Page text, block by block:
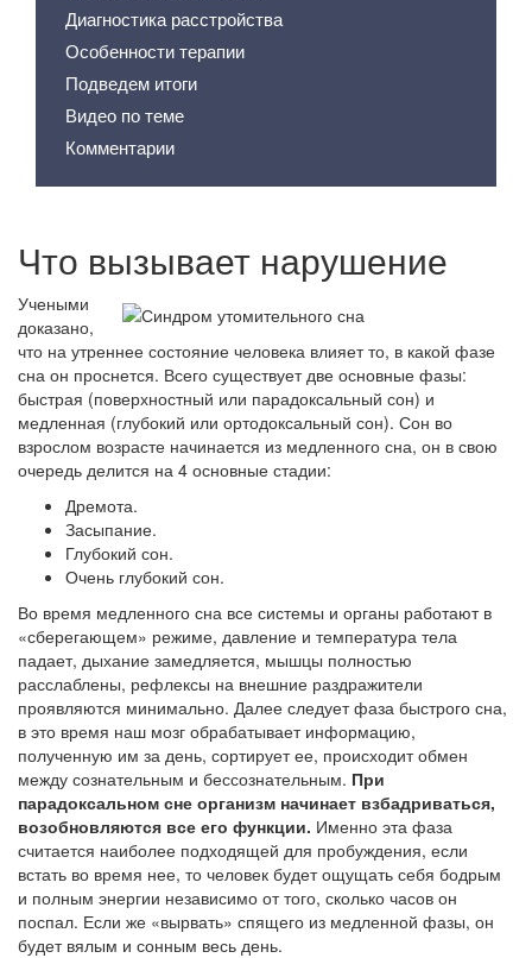
Диагностика расстройства
Особенности терапии
Подведем итоги
Видео по теме
Комментарии
Что вызывает нарушение
Учеными
доказано,
что на утреннее состояние человека влияет то, в какой фазе
сна он проснется. Всего существует две основные фазы:
быстрая (поверхностный или парадоксальный сон) и
медленная (глубокий или ортодоксальный сон). Сон во
взрослом возрасте начинается из медленного сна, он в свою
очередь делится на 4 основные стадии:
Дремота.
Засыпание.
Глубокий сон.
Очень глубокий сон.
Во время медленного сна все системы и органы работают в
«сберегающем» режиме, давление и температура тела
падает, дыхание замедляется, мышцы полностью
расслаблены, рефлексы на внешние раздражители
проявляются минимально. Далее следует фаза быстрого сна,
в это время наш мозг обрабатывает информацию,
полученную им за день, сортирует ее, происходит обмен
между сознательным и бессознательным. При
парадоксальном сне организм начинает взбадриваться,
возобновляются все его функции. Именно эта фаза
считается наиболее подходящей для пробуждения, если
встать во время нее, то человек будет ощущать себя бодрым
и полным энергии независимо от того, сколько часов он
поспал. Если же «вырвать» спящего из медленной фазы, он
будет вялым и сонным весь день.